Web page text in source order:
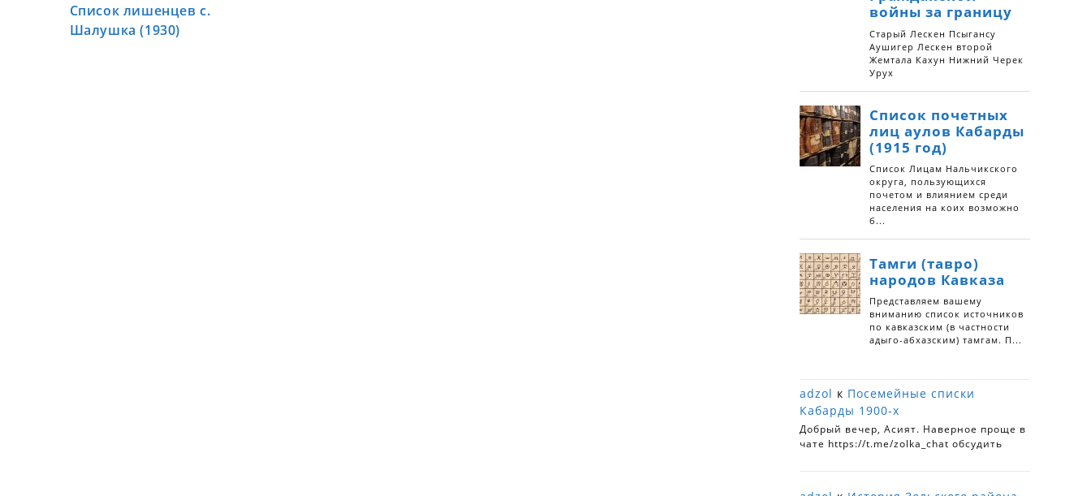
Список лишенцев с.
Шалушка (1930)
adzol к Посемейные списки
Кабарды 1900-х
Добрый вечер, Асият. Наверное проще в
чате https://t.me/zolka_chat обсудить